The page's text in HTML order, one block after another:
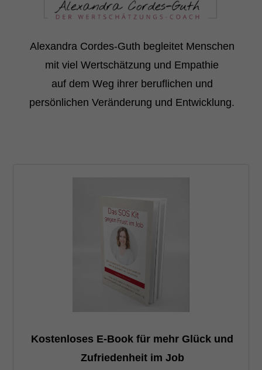
Alexandra Cordes-Guth begleitet Menschen
mit viel Wertschätzung und Empathie
auf dem Weg ihrer beruflichen und
persönlichen Veränderung und Entwicklung.
Kostenloses E-Book für mehr Glück und
Zufriedenheit im Job